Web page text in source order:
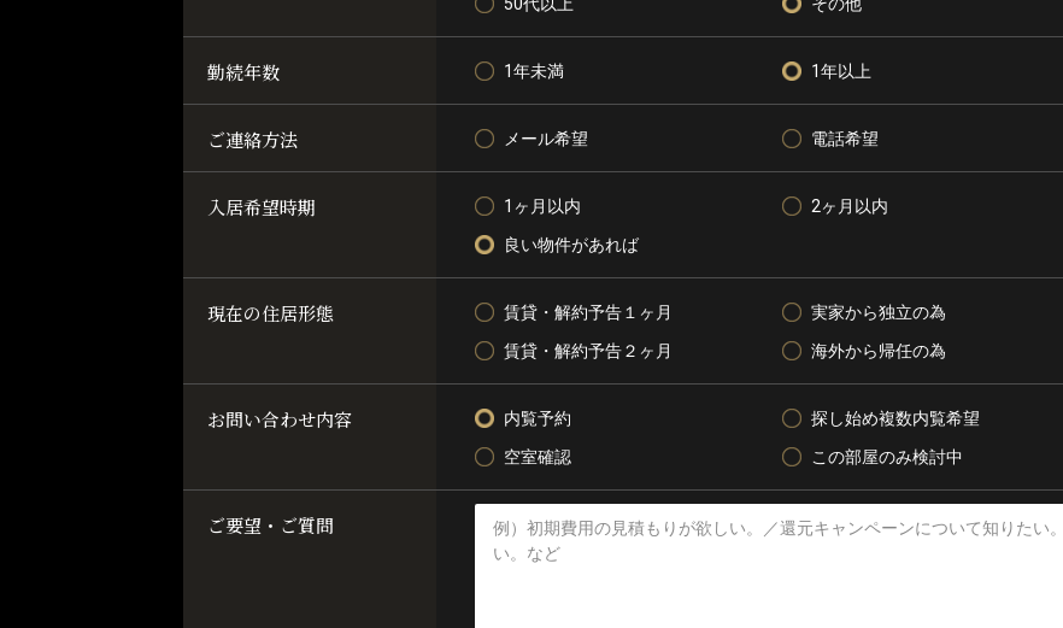
勤続年数 1年未満 1年以上
ご連絡方法 メール希望 電話希望
入居希望時期 1ヶ月以内 2ヶ月以内
良い物件があれば
現在の住居形態 賃貸・解約予告１ヶ月 実家から独立の為
賃貸・解約予告２ヶ月
海外から帰任の為
お問い合わせ内容 内覧予約 探し始め複数内覧希望
空室確認
この部屋のみ検討中
ご要望・ご質問